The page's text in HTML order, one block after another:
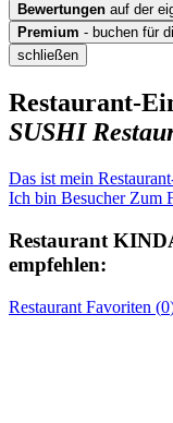
Bewertungen auf der
Premium - buchen für
schließen
Restaurant-
SUSHI
Das ist mein
Ich bin Besucher Zum
Restaurant
empfehlen:
Restaurant Favoriten (0